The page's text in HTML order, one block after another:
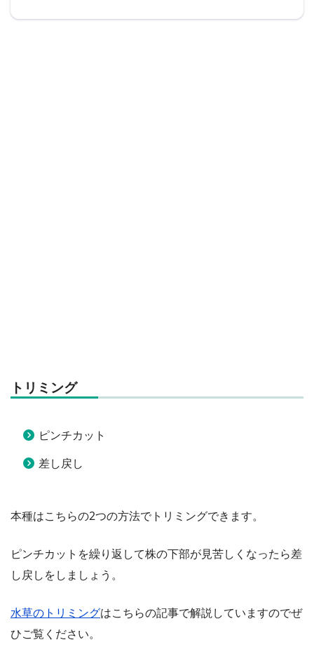
トリミング
ピンチカット
差し戻し
本種はこちらの2つの方法でトリミングできます。
ピンチカットを繰り返して株の下部が見苦しくなったら差
し戻しをしましょう。
水草のトリミングはこちらの記事で解説していますのでぜ
ひご覧ください。